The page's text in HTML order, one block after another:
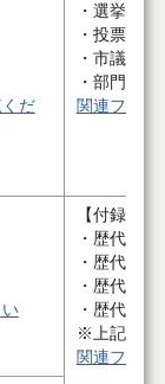
だ
・選挙の結
・投票区
・市議会
・部門
関連ファイ
【付録1】
・歴代市長
・歴代副市
・歴代市
・歴代市
※上記は新
関連ファイ